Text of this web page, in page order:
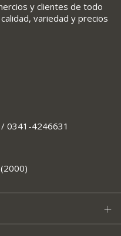
y clientes de todo
variedad y precios
0341-4246631